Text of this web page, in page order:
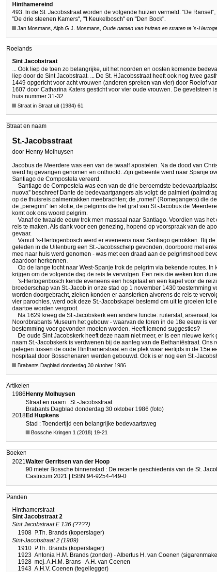
Hinthamereind
493. In de St. Jacobsstraat worden de volgende huizen vermeld: "De
"De drie steenen Kamers", "'t Keukelbosch" en "Den Bock".
Jan Mosmans, Alph.G.J. Mosmans, Oude namen van huizen en straten te 's-
Roelands
Sint Jacobstraat
... Ook liep de toen zo belangrijke, uit het noorden en oosten komende
liep door de Sint Jacobstraat. ... De St. HJacobsstraat heeft ook nog twee
1449 opgericht voor acht vrouwen (anderen spreken van vier) door Roelof
1607 door Catharina Katers gesticht voor vier oude vrouwen. De gevelsteen
huis nummer 31-32.
Straat in Straat uit (1984) 61
Straat en naam
St.-Jacobsstraat
door Henny Molhuysen
Jacobus de Meerdere was een van de twaalf apostelen. Na de dood van
werd hij gevangen genomen en onthoofd. Zijn gebeente werd naar Spanje
Santiago de Compostela vereerd.
Santiago de Compostela was een van de drie beroemdste
nuova” beschreef Dante de bedevaartgangers als volgt: de palmieri
op de thuisreis palmentakken meebrachten; de „romei” (Romegangers) die
de „peregrini” ten slotte, de pelgrims die het graf van St.-Jacobus de
komt ook ons woord pelgrim.
Vanaf de twaalde eeuw trok men massaal naar Santiago. Voordien was
reis te maken. Als dank voor een genezing, hopend op voorspraak van de
gevaar.
Vanuit 's-Hertogenbosch werd er eveneens naar Santiago getrokken. Bij
geleden in de Uilenburg een St.-Jacobsschelp gevonden, doorboord met
mee naar huis werd genomen - was met een draad aan de pelgrimshoed
daardoor herkennen.
Op de lange tocht naar West-Spanje trok de pelgrim via bekende routes.
krijgen om de volgende dag de reis te vervolgen. Een reis die weken kon
's-Hertogenbosch kende eveneens een hospitaal en een kapel voor de
broederschap van St.-Jacob in onze stad op 1 november 1430 toestemming
worden doorgebracht, zieken konden er aansterken alvorens de reis te
vier parochies, werd ook deze St.-Jacobskapel bestemd om uit te groeien tot
daartoe worden vergroot.
Na 1629 kreeg de St.-Jacobskerk een andere functie: ruiterstal, arsenaal,
Noordbrabants Museum het gebouw - waarvan de toren in de 18e eeuw is
bestemming voor gevonden moeten worden. Heeft iemend suggesties?
De oude Sint Jacobskerk heeft deze naam niet meer, er is een nieuwe
naam St.-Jacobskerk is verdwenen bij de aanleg van de Bethaniëstraat. Ons
gelegen tussen de oude Hinthamerstraat en de plek waar eertijds in de 15e
hospitaal door Bosschenaren werden gebouwd. Ook is er nog een St.-
Brabants Dagblad donderdag 30 oktober 1986
Artikelen
1986 Henny Molhuysen
Straat en naam : St.-Jacobsstraat
Brabants Dagblad donderdag 30 oktober 1986 (foto)
2018Ed Hupkens
Stad : Toendertijd een belangrijke bedevaartsweg
Bossche Kringen 1 (2018) 19-21
Boeken
2021 Walter Gerritsen van der Hoop
90 meter Bossche binnenstad : De recente geschiedenis van de St.
Castricum 2021 | ISBN 94-9254-449-0
Panden
Hinthamerstraat
Sint Jacobstraat 2
Sint Jacobstraat E 136 (????)
1908 P.Th. Brands (koperslager)
Sint-Jacobstraat 2 (1909)
1910 P.Th. Brands (koperslager)
1923 Antonia H.M. Brands (zonder) - Albertus H. van Coenen
1928 mej. A.H.M. Brans - A.H. van Coenen
1943 A.H.V. Coenen (tegellegger)